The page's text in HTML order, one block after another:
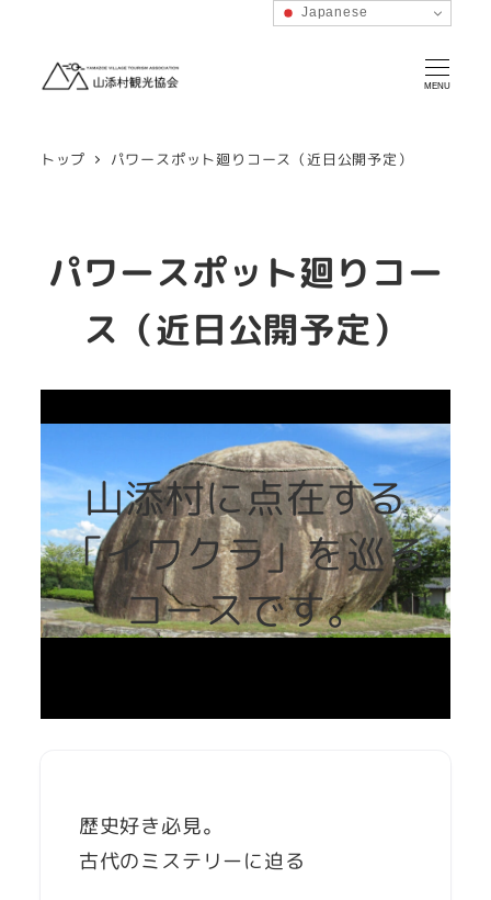
MENU
トップ パワースポット廻りコース（近日公開予定）
パワースポット廻りコー
ス（近日公開予定）
山添村に点在する
「イワクラ」を巡る
コースです。
歴史好き必見。
古代のミステリーに迫る
Japanese